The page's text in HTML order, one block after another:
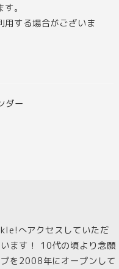
。
用する場合がございま
へアクセスしていただ
ます！ 10代の頃より念願
を2008年にオープンして